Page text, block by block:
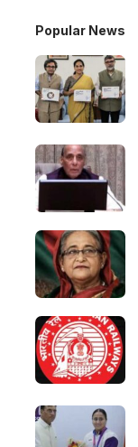
Popular News